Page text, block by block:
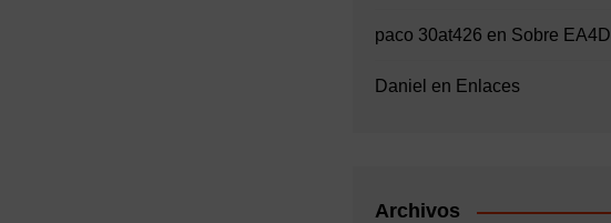
paco 30at426 en Sobre EA4D
Daniel en Enlaces
Archivos